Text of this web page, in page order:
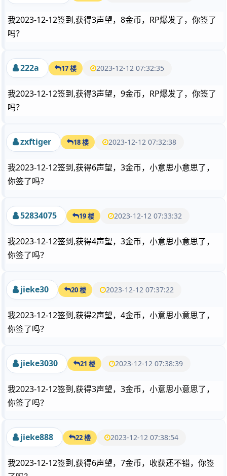
我2023-12-12签到,获得3声望，8金币，RP爆发了，你签了
吗？
222a 17 楼 2023-12-12 07:32:35
我2023-12-12签到,获得3声望，9金币，RP爆发了，你签了
吗？
zxftiger 18 楼 2023-12-12 07:32:38
我2023-12-12签到,获得6声望，3金币，小意思小意思了，
你签了吗？
52834075 19 楼 2023-12-12 07:33:32
我2023-12-12签到,获得4声望，3金币，小意思小意思了，
你签了吗？
jieke30 20 楼 2023-12-12 07:37:22
我2023-12-12签到,获得2声望，4金币，小意思小意思了，
你签了吗？
jieke3030 21 楼 2023-12-12 07:38:39
我2023-12-12签到,获得3声望，3金币，小意思小意思了，
你签了吗？
jieke888 22 楼 2023-12-12 07:38:54
我2023-12-12签到,获得6声望，7金币，收获还不错，你签